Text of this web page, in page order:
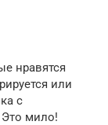
нравятся
или
с
мило!